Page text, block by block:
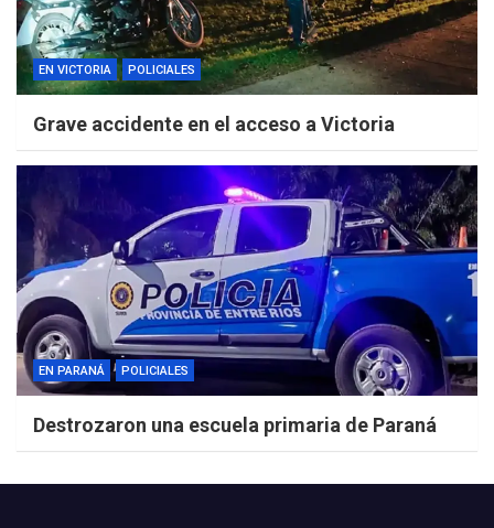
EN VICTORIA POLICIALES
Grave accidente en el acceso a Victoria
EN PARANÁ POLICIALES
Destrozaron una escuela primaria de Paraná